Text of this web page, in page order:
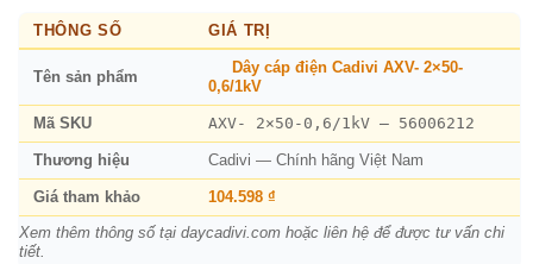
THÔNG SỐ GIÁ TRỊ
Tên sản phẩm
Dây cáp điện Cadivi AXV- 2×50-
0,6/1kV
Mã SKU AXV- 2×50-0,6/1kV – 56006212
Thương hiệu Cadivi — Chính hãng Việt Nam
Giá tham khảo 104.598 ₫
Xem thêm thông số tại daycadivi.com hoặc liên hệ để được tư vấn chi
tiết.